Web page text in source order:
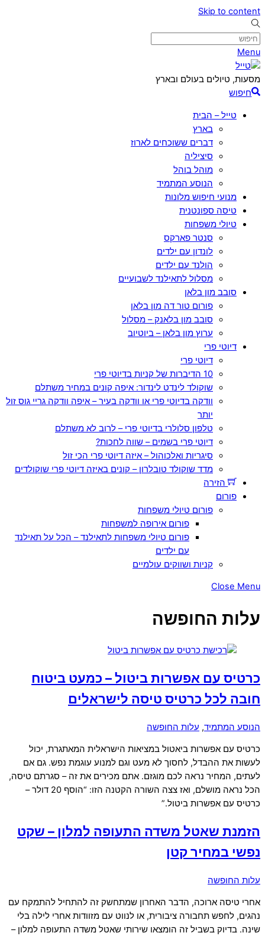
Skip to content
Menu
מסעות, טיולים בעולם ובארץ
חיפוש
טייל – הבית
בארץ
דברים ששוכחים לארוז
סיציליה
מוהל בוהל
הנוסע המתמיד
מנועי חיפוש מלונות
טיסה ספונטנית
טיולי משפחות
סנטר פארקס
לונדון עם ילדים
הולנד עם ילדים
מסלול לתאילנד לשבועיים
סובב מון בלאן
פורום טור דה מון בלאן
סובב מון בלאנק – מסלול
ערוץ מון בלאן – ביוטיוב
דיוטי פרי
דיוטי פרי
10 הדיברות של קניות בדיוטי פרי
שוקולד לינדט לינדור: איפה קונים במחיר משתלם
וודקה בדיוטי פרי או וודקה בעיר – איפה וודקה גריי גוס זול
יותר
טלפון סלולרי בדיוטי פרי – לרוב לא משתלם
דיוטי פרי בשמים – שווה לחכות?
סיגריות ואלכוהול – איזה דיוטי פרי הכי זול
מדד שוקולד טובלרון – קונים באיזה דיוטי פרי שוקולדים
הזירה
פורום
פורום טיולי משפחות
פורום אירופה למשפחות
פורום טיולי משפחות לתאילנד – הכל על תאילנד
עם ילדים
קניות ושווקים עולמיים
Close Menu
עלות החופשה
כרטיס עם אפשרות ביטול – כמעט ביטוח
חובה לכל כרטיס טיסה לישראלים
הנוסע המתמיד, עלות החופשה
כרטיס עם אפשרות ביאטול במציאות הישראלית המאתגרת, יכול
לעשות את ההבדל, לחסוך לא מעט וגם למנוע עוגמת נפש. גם אם
לעתים, המחיר נראה לכם מוגזם. אתם מכירים את זה – סגרתם טיסה,
הכל נראה מושלם, ואז צצה השורה הקטנה הזו: “הוסף 20 דולר –
כרטיס עם אפשרות ביטול.”
הזמנת שאטל משדה התעופה למלון – שקט
נפשי במחיר קטן
עלות החופשה
אחרי טיסה ארוכה, הדבר האחרון שמתחשק זה להתחיל להתמקח עם
נהגים, לחפש תחבורה ציבורית, או לנווט עם מזוודות אחרי לילה בלי
שינה. בדיוק בשביל זה הומצאו שירותי שאטל משדה התעופה למלון –